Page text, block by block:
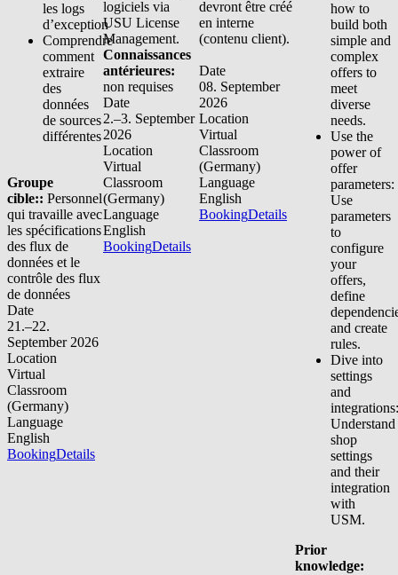
les logs
d’exception
Comprendre
comment
extraire
des
données
de sources
différentes
Groupe
cible:: Personnel
qui travaille avec
les spécifications
des flux de
données et le
contrôle des flux
de données
Date
21.–22.
September 2026
Location
Virtual
Classroom
(Germany)
Language
English
BookingDetails
logiciels via
USU License
Management.
Connaissances
antérieures:
non requises
Date
2.–3. September
2026
Location
Virtual
Classroom
(Germany)
Language
English
BookingDetails
devront être créé
en interne
(contenu client).
Date
08. September
2026
Location
Virtual
Classroom
(Germany)
Language
English
BookingDetails
how to
build both
simple and
complex
offers to
meet
diverse
needs.
Use the
power of
offer
parameters:
Use
parameters
to
configure
your
offers,
define
and create
rules.
Dive into
settings
and
integrations:
Understand
shop
settings
and their
integration
with
USM.
Prior
knowledge: